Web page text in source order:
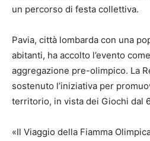
un percorso di festa collettiva.
Pavia, città lombarda con una
abitanti, ha accolto l’evento
aggregazione pre-olimpico. La
sostenuto l’iniziativa per
territorio, in vista dei Giochi dal
«Il Viaggio della Fiamma